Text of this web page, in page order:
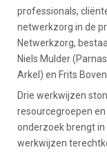
professionals,
netwerkzorg in de
Netwerkzorg,
Niels Mulder
Arkel) en Frits
Drie werkwijzen
resourcegroepen
onderzoek brengt
werkwijzen